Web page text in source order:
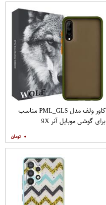
کاور ولف مدل PML_GLS مناسب
برای گوشی موبایل آنر 9X
۰